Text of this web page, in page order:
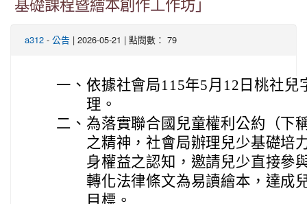
基礎課程暨繪本創作工作坊」
a312 - 公告 | 2026-05-21 | 點閱數： 79
一、 依據社會局115年5月12日桃社兒
理。
二、 為落實聯合國兒童權利公約（下
之精神，社會局辦理兒少基礎培
身權益之認知，邀請兒少直接參
轉化法律條文為易讀繪本，達成
目標。